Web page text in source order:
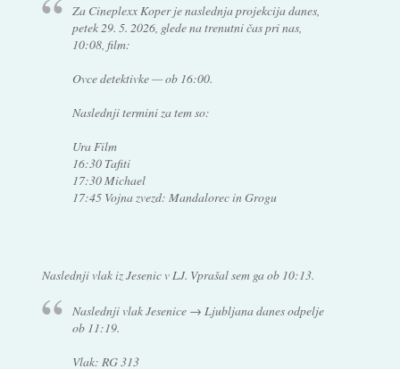
Za Cineplexx Koper je naslednja projekcija danes,
petek 29. 5. 2026, glede na trenutni čas pri nas,
10:08, film:
Ovce detektivke — ob 16:00.
Naslednji termini za tem so:
Ura Film
16:30 Tafiti
17:30 Michael
17:45 Vojna zvezd: Mandalorec in Grogu
Naslednji vlak iz Jesenic v LJ. Vprašal sem ga ob 10:13.
Naslednji vlak Jesenice → Ljubljana danes odpelje
ob 11:19.
Vlak: RG 313